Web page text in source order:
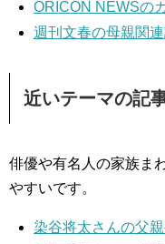
ORICON NEWSの
週刊文春の母親関
近いテーマの記
俳優や有名人の家族ま
やすいです。
染谷将太さんの父